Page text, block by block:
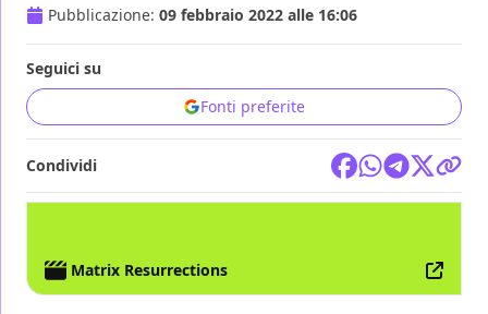
Pubblicazione: 09 febbraio 2022 alle 16:06
Seguici su
Fonti preferite
Condividi
Matrix Resurrections